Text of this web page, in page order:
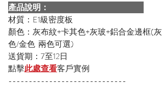
產品說明：
材質：E1級密度板
顏色：灰布紋+卡其色+灰玻+鋁合金邊框(灰
色/金色 兩色可選)
送貨期：7至12日
點擊此處查看客戶實例
-----------------------------